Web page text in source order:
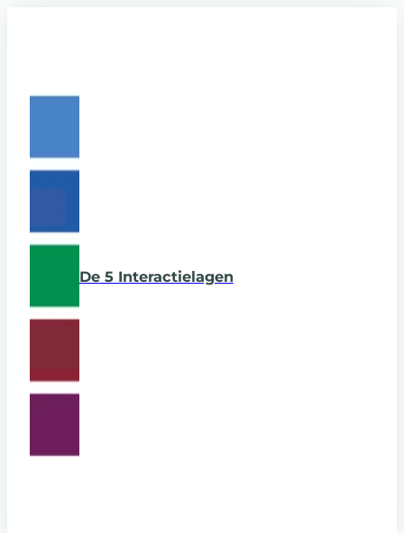
De 5 Interactielagen